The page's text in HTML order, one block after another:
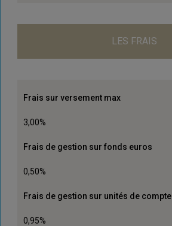
LES FRAIS
Frais sur versement max
3,00%
Frais de gestion sur fonds euros
0,50%
Frais de gestion sur unités de compte
0,95%